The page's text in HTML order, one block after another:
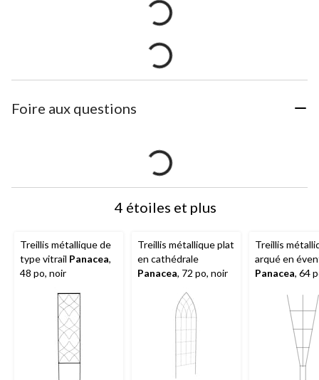
Foire aux questions
4 étoiles et plus
Treillis métallique de
type vitrail Panacea,
48 po, noir
Treillis métallique plat
en cathédrale
Panacea, 72 po, noir
Treillis
arqué en
Panacea, 64